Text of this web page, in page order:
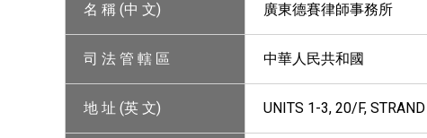
名 稱 (中 文) 廣東德賽律師事務所
司 法 管 轄 區 中華人民共和國
地 址 (英 文) UNITS 1-3, 20/F,